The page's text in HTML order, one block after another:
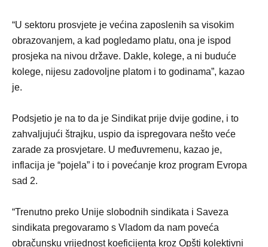
“U sektoru prosvjete je većina zaposlenih sa visokim
obrazovanjem, a kad pogledamo platu, ona je ispod
prosjeka na nivou države. Dakle, kolege, a ni buduće
kolege, nijesu zadovoljne platom i to godinama”, kazao
je.
Podsjetio je na to da je Sindikat prije dvije godine, i to
zahvaljujući štrajku, uspio da ispregovara nešto veće
zarade za prosvjetare. U međuvremenu, kazao je,
inflacija je “pojela” i to i povećanje kroz program Evropa
sad 2.
“Trenutno preko Unije slobodnih sindikata i Saveza
sindikata pregovaramo s Vladom da nam poveća
obračunsku vrijednost koeficijenta kroz Opšti kolektivni